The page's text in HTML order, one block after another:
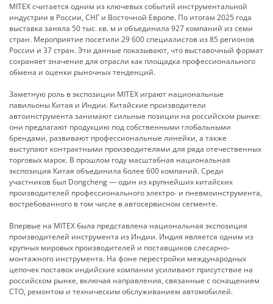
MITEX считается одним из ключевых событий инструментальной
индустрии в России, СНГ и Восточной Европе. По итогам 2025 года
выставка заняла 50 тыс. кв. м и объединила 927 компаний из семи
стран. Мероприятие посетили 29 600 специалистов из 85 регионов
России и 37 стран. Эти данные показывают, что выставочный формат
сохраняет значение для отрасли как площадка профессионального
обмена и оценки рыночных тенденций.
Заметную роль в экспозиции MITEX играют национальные
павильоны Китая и Индии. Китайские производители
автоинструмента занимают сильные позиции на российском рынке:
они предлагают продукцию под собственными глобальными
брендами, развивают профессиональные линейки, а также
выступают контрактными производителями для ряда отечественных
торговых марок. В прошлом году масштабная национальная
экспозиция Китая объединила более 600 компаний. Среди
участников был Dongcheng — один из крупнейших китайских
производителей профессионального электро- и пневмоинструмента,
востребованного в том числе в автосервисном сегменте.
Впервые на MITEX была представлена национальная экспозиция
производителей инструмента из Индии. Индия является одним из
крупных мировых производителей и поставщиков слесарно-
монтажного инструмента. На фоне перестройки международных
цепочек поставок индийские компании усиливают присутствие на
российском рынке, включая направления, связанные с оснащением
СТО, ремонтом и техническим обслуживанием автомобилей.